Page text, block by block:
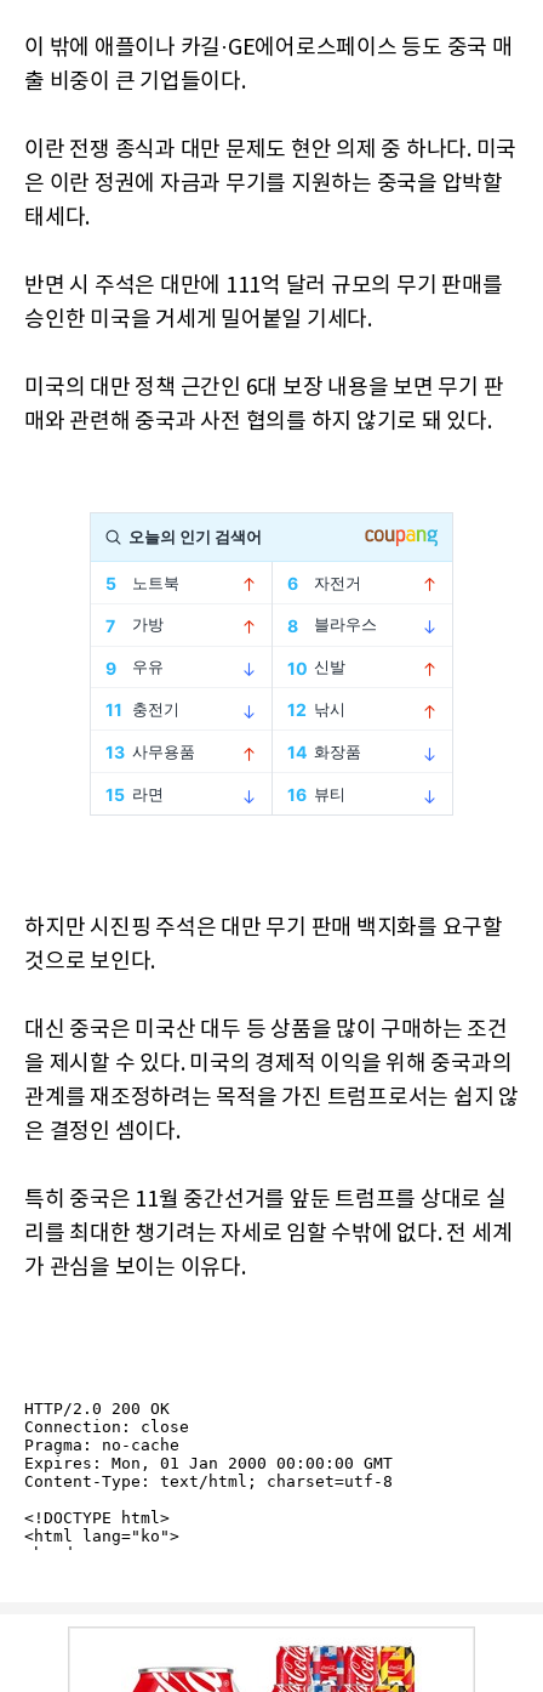
이 밖에 애플이나 카길·GE에어로스페이스 등도 중국 매
출 비중이 큰 기업들이다.
이란 전쟁 종식과 대만 문제도 현안 의제 중 하나다. 미국
은 이란 정권에 자금과 무기를 지원하는 중국을 압박할
태세다.
반면 시 주석은 대만에 111억 달러 규모의 무기 판매를
승인한 미국을 거세게 밀어붙일 기세다.
미국의 대만 정책 근간인 6대 보장 내용을 보면 무기 판
매와 관련해 중국과 사전 협의를 하지 않기로 돼 있다.
하지만 시진핑 주석은 대만 무기 판매 백지화를 요구할
것으로 보인다.
대신 중국은 미국산 대두 등 상품을 많이 구매하는 조건
을 제시할 수 있다. 미국의 경제적 이익을 위해 중국과의
관계를 재조정하려는 목적을 가진 트럼프로서는 쉽지 않
은 결정인 셈이다.
특히 중국은 11월 중간선거를 앞둔 트럼프를 상대로 실
리를 최대한 챙기려는 자세로 임할 수밖에 없다. 전 세계
가 관심을 보이는 이유다.